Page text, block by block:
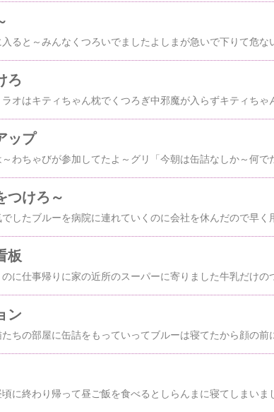
ろ
ップ
つけろ～
板
ン